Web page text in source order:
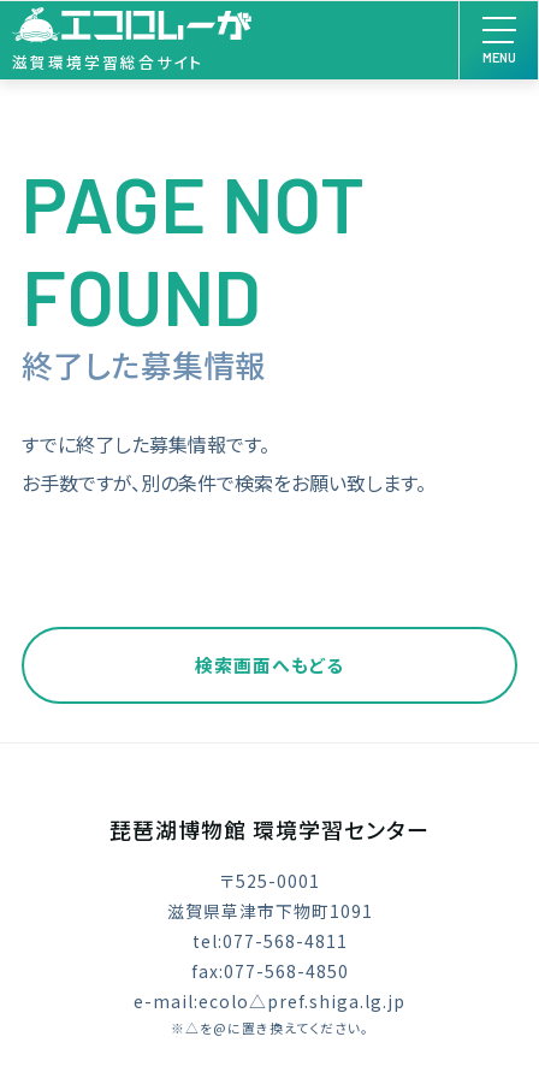
滋賀環境学習総合サイト MENU
PAGE NOT
FOUND
終了した募集情報
すでに終了した募集情報です。
お手数ですが、別の条件で検索をお願い致します。
検索画面へもどる
琵琶湖博物館 環境学習センター
〒525-0001
滋賀県草津市下物町1091
tel:077-568-4811
fax:077-568-4850
e-mail:ecolo△pref.shiga.lg.jp
※△を@に置き換えてください。